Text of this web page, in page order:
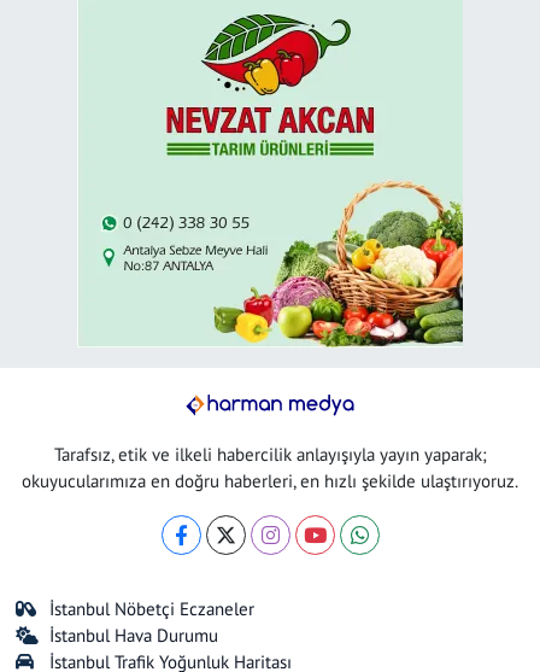
Tarafsız, etik ve ilkeli habercilik anlayışıyla yayın yaparak;
okuyucularımıza en doğru haberleri, en hızlı şekilde ulaştırıyoruz.
İstanbul Nöbetçi Eczaneler
İstanbul Hava Durumu
İstanbul Trafik Yoğunluk Haritası